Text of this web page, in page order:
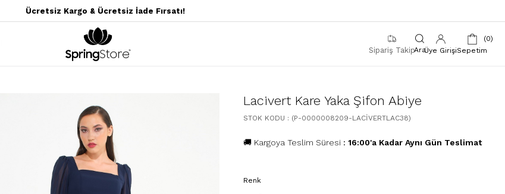
Ücretsiz Kargo & Ücretsiz İade Fırsatı!
Sipariş Takip Üye GirişiSepetim
0
Lacivert Kare Yaka Şifon Abiye
STOK KODU (P-0000008209-LACİVERTLAC38)
🚚 Kargoya Teslim Süresi : 16:00'a Kadar Aynı Gün Teslimat
Renk